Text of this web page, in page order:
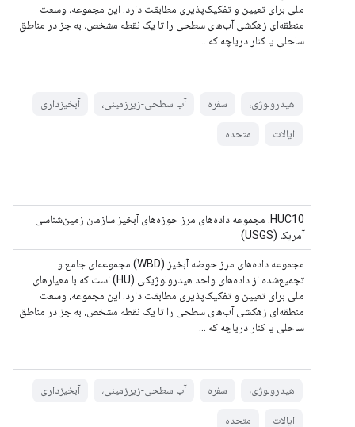
ملی برای تعیین و تفکیک‌پذیری مطابقت دارد. این مجموعه، وسعت
منطقه‌ای زهکشی آب‌های سطحی را تا یک نقطه مشخص، به جز در مناطق
ساحلی یا کنار دریاچه که ...
هیدرولوژی، سفره آب سطحی-زیرزمینی، آبخیزداری
ایالات متحده
HUC10: مجموعه داده‌های مرز حوزه‌های آبخیز سازمان زمین‌شناسی
آمریکا (USGS)
مجموعه داده‌های مرز حوضه آبخیز (WBD) مجموعه‌ای جامع و
تجمیع‌شده از داده‌های واحد هیدرولوژیکی (HU) است که با معیارهای
ملی برای تعیین و تفکیک‌پذیری مطابقت دارد. این مجموعه، وسعت
منطقه‌ای زهکشی آب‌های سطحی را تا یک نقطه مشخص، به جز در مناطق
ساحلی یا کنار دریاچه که ...
هیدرولوژی، سفره آب سطحی-زیرزمینی، آبخیزداری
ایالات متحده